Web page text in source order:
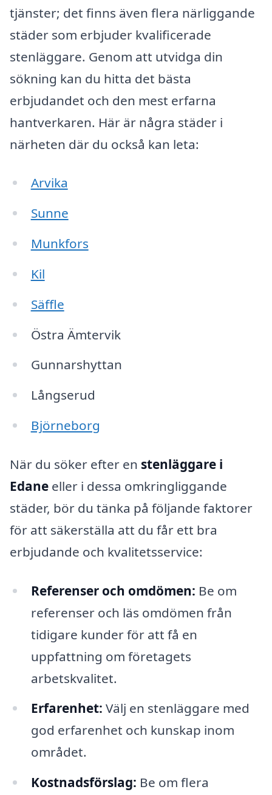
tjänster; det finns även flera närliggande
städer som erbjuder kvalificerade
stenläggare. Genom att utvidga din
sökning kan du hitta det bästa
erbjudandet och den mest erfarna
hantverkaren. Här är några städer i
närheten där du också kan leta:
Arvika
Sunne
Munkfors
Kil
Säffle
Östra Ämtervik
Gunnarshyttan
Långserud
Björneborg
När du söker efter en stenläggare i
Edane eller i dessa omkringliggande
städer, bör du tänka på följande faktorer
för att säkerställa att du får ett bra
erbjudande och kvalitetsservice:
Referenser och omdömen: Be om
referenser och läs omdömen från
tidigare kunder för att få en
uppfattning om företagets
arbetskvalitet.
Erfarenhet: Välj en stenläggare med
god erfarenhet och kunskap inom
området.
Kostnadsförslag: Be om flera